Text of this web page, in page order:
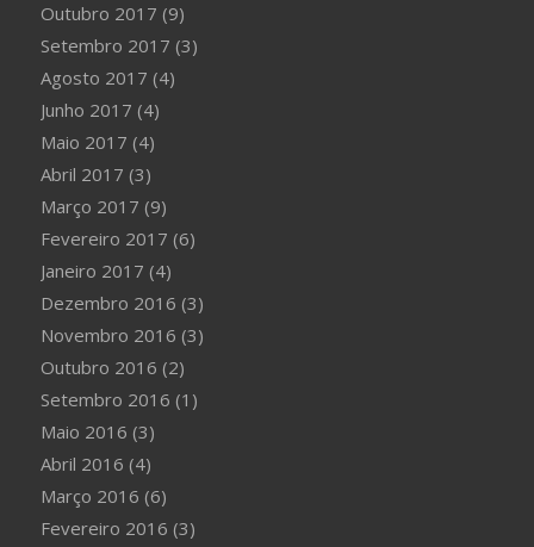
Outubro 2017 (9)
Setembro 2017 (3)
Agosto 2017 (4)
Junho 2017 (4)
Maio 2017 (4)
Abril 2017 (3)
Março 2017 (9)
Fevereiro 2017 (6)
Janeiro 2017 (4)
Dezembro 2016 (3)
Novembro 2016 (3)
Outubro 2016 (2)
Setembro 2016 (1)
Maio 2016 (3)
Abril 2016 (4)
Março 2016 (6)
Fevereiro 2016 (3)